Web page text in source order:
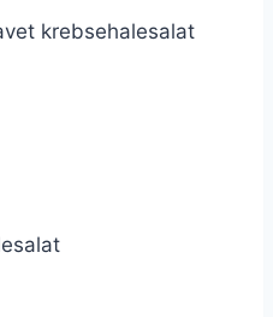
krebsehalesalat